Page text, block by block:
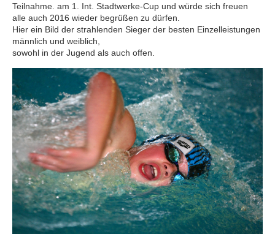
Teilnahme. am 1. Int. Stadtwerke-Cup und würde sich freuen
alle auch 2016 wieder begrüßen zu dürfen.
Hier ein Bild der strahlenden Sieger der besten Einzelleistungen
männlich und weiblich,
sowohl in der Jugend als auch offen.